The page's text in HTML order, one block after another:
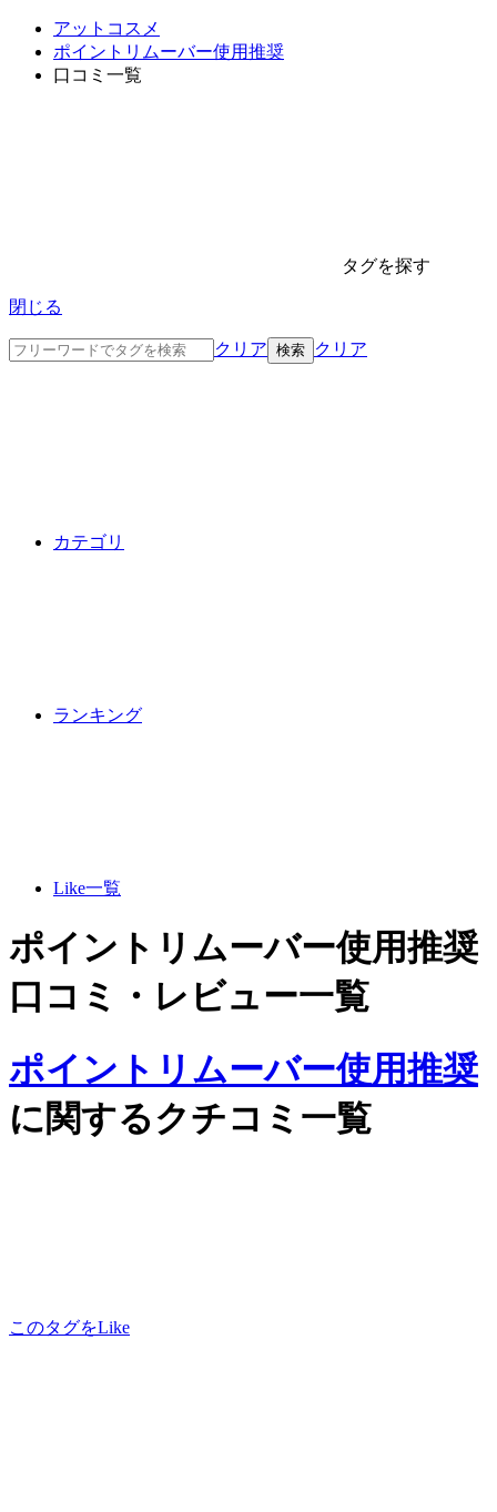
アットコスメ
ポイントリムーバー使用推奨
口コミ一覧
タグを探す
閉じる
クリア クリア
カテゴリ
ランキング
Like一覧
ポイントリムーバー使用推奨
口コミ・レビュー一覧
ポイントリムーバー使用推奨
に関するクチコミ一覧
このタグをLike